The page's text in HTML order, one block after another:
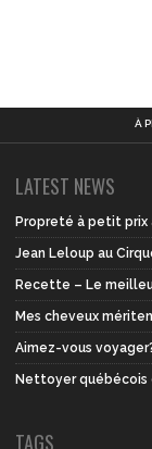
À
LATEST NEWS
Propreté à petit prix
Jean Leloup au
Recette – Le
Mes cheveux
Aimez-vous
Nettoyer québécois
TAGS